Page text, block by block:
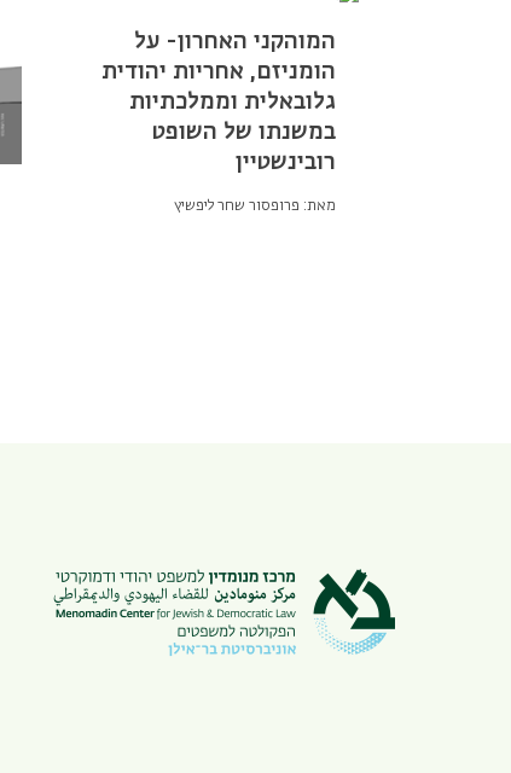
המוהקני האחרון- על
הומניזם, אחריות יהודית
גלובאלית וממלכתיות
במשנתו של השופט
רובינשטיין
מאת: פרופסור שחר ליפשיץ